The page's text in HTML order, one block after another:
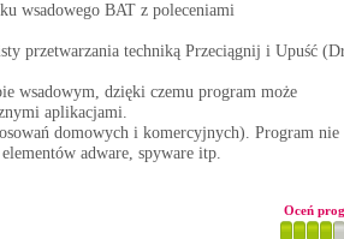
wsadowego BAT z poleceniami
przetwarzania techniką Przeciągnij i Upuść
wsadowym, dzięki czemu program może
aplikacjami.
domowych i komercyjnych). Program nie
adware, spyware itp.
Oceń